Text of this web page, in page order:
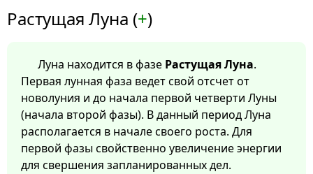
Растущая Луна (+)
Луна находится в фазе Растущая Луна.
Первая лунная фаза ведет свой отсчет от
новолуния и до начала первой четверти Луны
(начала второй фазы). В данный период Луна
располагается в начале своего роста. Для
первой фазы свойственно увеличение энергии
для свершения запланированных дел.